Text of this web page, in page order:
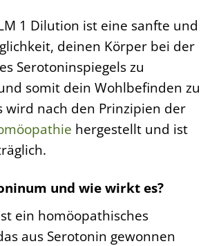
1 Dilution ist eine sanfte und
deinen Körper bei der
Serotoninspiegels zu
somit dein Wohlbefinden zu
wird nach den Prinzipien der
hergestellt und ist
und wie wirkt es?
ein homöopathisches
aus Serotonin gewonnen